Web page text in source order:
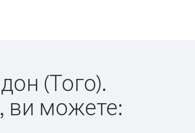
(Того).
ви можете: